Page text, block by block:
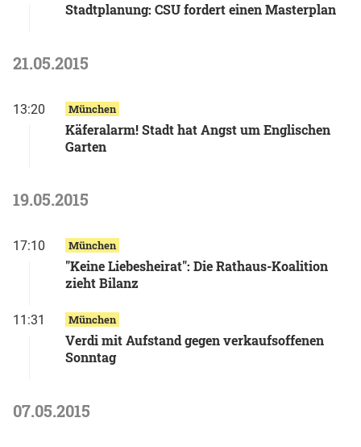
Stadtplanung: CSU fordert einen Masterplan
21.05.2015
13:20 München
Käferalarm! Stadt hat Angst um Englischen
Garten
19.05.2015
17:10 München
"Keine Liebesheirat": Die Rathaus-Koalition
zieht Bilanz
11:31 München
Verdi mit Aufstand gegen verkaufsoffenen
Sonntag
07.05.2015